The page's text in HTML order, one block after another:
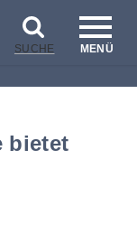
SUCHE MENÜ
bietet